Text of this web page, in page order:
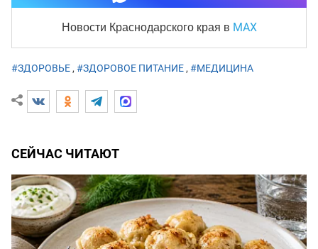
Новости Краснодарского края в MAX
#ЗДОРОВЬЕ , #ЗДОРОВОЕ ПИТАНИЕ , #МЕДИЦИНА
СЕЙЧАС ЧИТАЮТ